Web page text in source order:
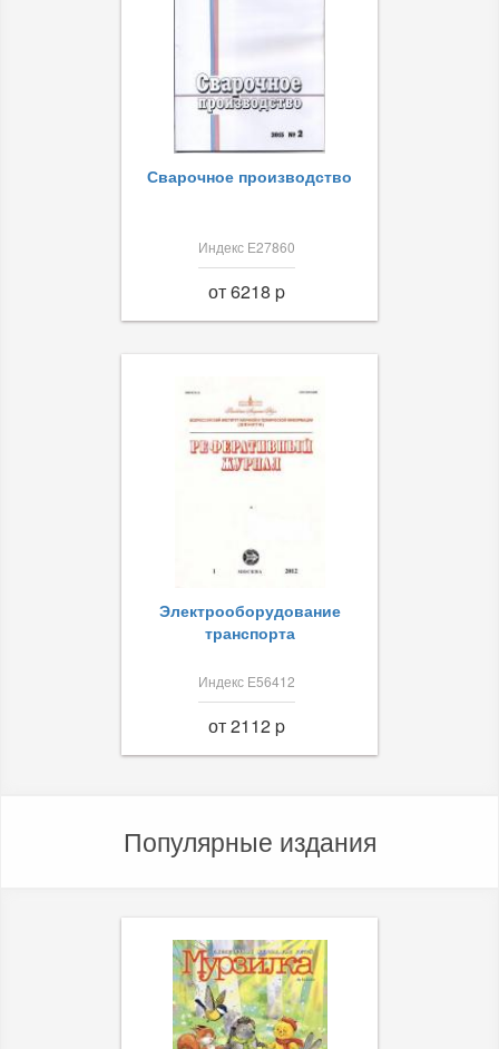
Сварочное производство
Индекс Е27860
от 6218 p
Электрооборудование
транспорта
Индекс Е56412
от 2112 p
Популярные издания